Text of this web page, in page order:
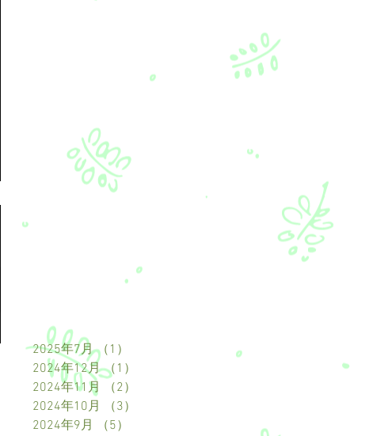
2025年7月 （1）
2024年12月 （1）
2024年11月
（2）
2024年10月
（3）
2024年9月
（5）